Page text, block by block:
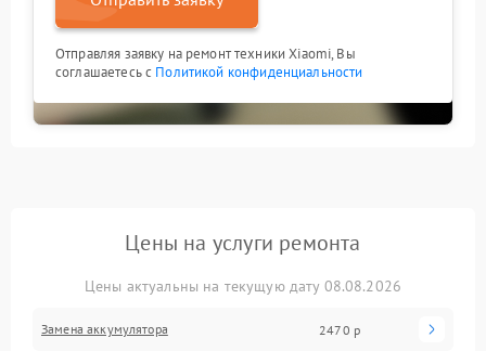
Отправляя заявку на ремонт техники Xiaomi, Вы
соглашаетесь с Политикой конфиденциальности
Цены на услуги ремонта
Цены актуальны на текущую дату 08.08.2026
Замена аккумулятора 2470 р